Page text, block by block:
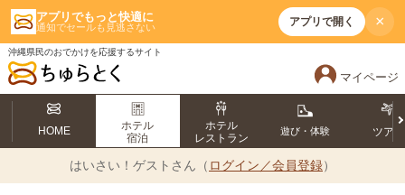
アプリでもっと快適に
通知でセールも見逃さない アプリで開く ×
沖縄県民のおでかけを応援するサイト
マイページ
HOME
ホテル
宿泊
ホテル
レストラン
遊び・体験 ツアー
はいさい！ ゲストさん（ ログイン／会員登録）